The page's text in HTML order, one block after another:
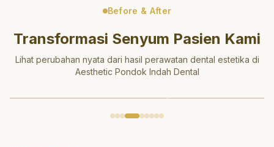
Before & After
Transformasi Senyum Pasien Kami
Lihat perubahan nyata dari hasil perawatan dental estetika di
Aesthetic Pondok Indah Dental